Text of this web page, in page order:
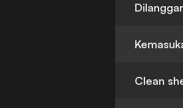
Dilanggar
Clean